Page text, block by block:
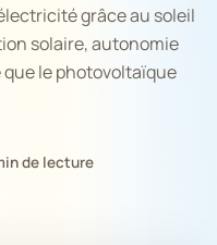
grâce au soleil
solaire, autonomie
le photovoltaïque
de lecture